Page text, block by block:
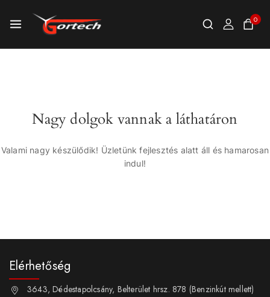
0
Nagy dolgok vannak a láthatáron
Valami nagy készülődik! Üzletünk fejlesztés alatt áll és hamarosan
indul!
Elérhetőség
3643, Dédestapolcsány, Belterület hrsz. 878 (Benzinkút mellett)